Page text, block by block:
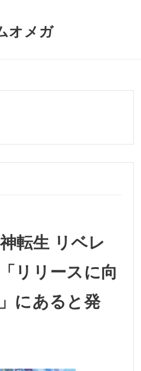
オメガ
転生 リベレ
リリースに向
にあると発